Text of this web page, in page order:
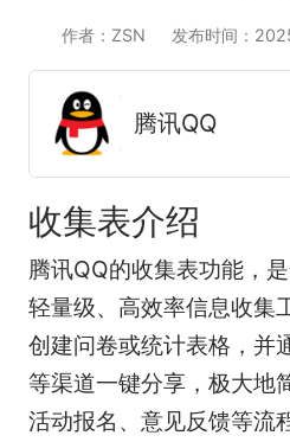
作者：ZSN 发布时间：
腾讯QQ
收集表介绍
腾讯QQ的收集表功能，
轻量级、高效率信息收集
创建问卷或统计表格，并
等渠道一键分享，极大地
活动报名、意见反馈等流